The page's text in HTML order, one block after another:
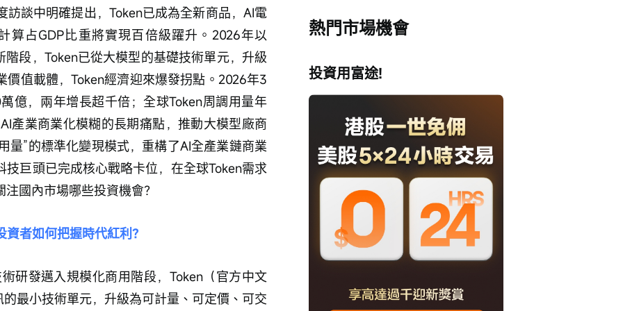
訪談中明確提出，Token已成為全新商品，AI電
算占GDP比重將實現百倍級躍升。2026年以
段，Token已從大模型的基礎技術單元，升級
價值載體，Token經濟迎來爆發拐點。2026年3
億，兩年增長超千倍；全球Token周調用量年
產業商業化模糊的長期痛點，推動大模型廠商
量”的標準化變現模式，重構了AI全產業鏈商業
巨頭已完成核心戰略卡位，在全球Token需求
國內市場哪些投資機會？
者如何把握時代紅利？
研發邁入規模化商用階段，Token（官方中文
最小技術單元，升級為可計量、可定價、可交
熱門市場機會
投資用富途!